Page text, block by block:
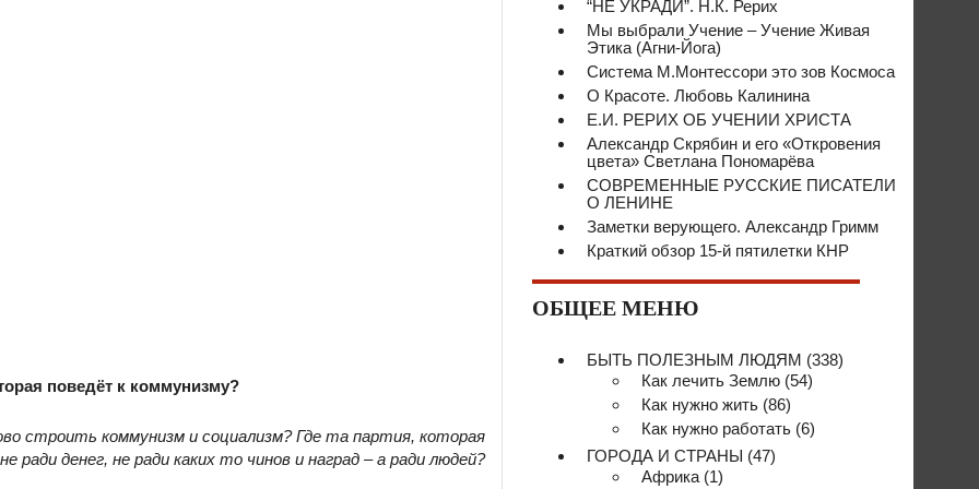
поведёт к коммунизму?
строить коммунизм и социализм? Где та партия, которая
ради денег, не ради каких то чинов и наград – а ради людей?
“НЕ УКРАДИ”. Н.К. Рерих
Мы выбрали Учение – Учение Живая
Этика (Агни-Йога)
Система М.Монтессори это зов Космоса
О Красоте. Любовь Калинина
Е.И. РЕРИХ ОБ УЧЕНИИ ХРИСТА
Александр Скрябин и его «Откровения
цвета» Светлана Пономарёва
СОВРЕМЕННЫЕ РУССКИЕ ПИСАТЕЛИ
О ЛЕНИНЕ
Заметки верующего. Александр Гримм
Краткий обзор 15-й пятилетки КНР
ОБЩЕЕ МЕНЮ
БЫТЬ ПОЛЕЗНЫМ ЛЮДЯМ (338)
Как лечить Землю (54)
Как нужно жить (86)
Как нужно работать (6)
ГОРОДА И СТРАНЫ (47)
Африка (1)